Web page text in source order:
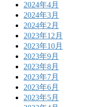
2024年4月
2024年3月
2024年2月
2023年12月
2023年10月
2023年9月
2023年8月
2023年7月
2023年6月
2023年5月